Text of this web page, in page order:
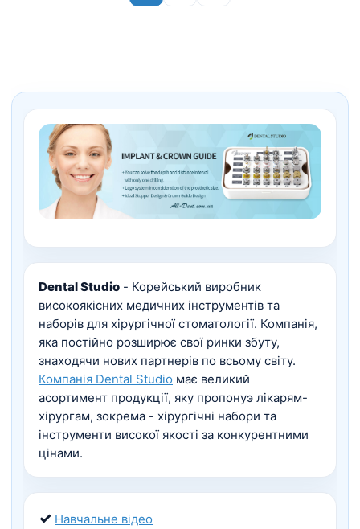
Dental Studio - Корейський виробник
високоякісних медичних інструментів та
наборів для хірургічної стоматології. Компанія,
яка постійно розширює свої ринки збуту,
знаходячи нових партнерів по всьому світу.
Компанія Dental Studio має великий
асортимент продукції, яку пропонуэ лікарям-
хірургам, зокрема - хірургічні набори та
інструменти високої якості за конкурентними
цінами.
✓ Навчальне відео